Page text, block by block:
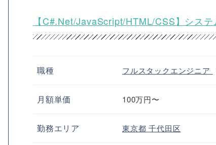
【C#.Net/JavaScript/HTML/CSS】シス
職種 フルスタックエンジニア
月額単価 100万円〜
勤務エリア 東京都千代田区